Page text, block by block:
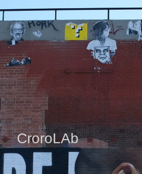
CroroLAb